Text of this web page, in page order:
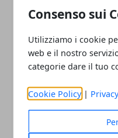
Consenso sui
Utilizziamo i cookie
web e il nostro
categorie dare il tuo
Cookie Policy |
Palazzo Reale di Milano